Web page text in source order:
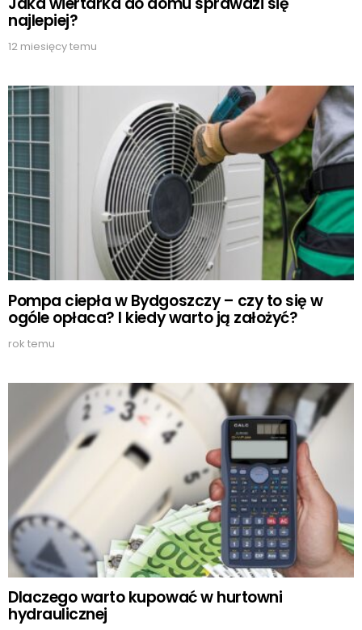
najlepiej?
12 miesięcy temu
Pompa ciepła w Bydgoszczy – czy to się w
ogóle opłaca? I kiedy warto ją założyć?
rok temu
Dlaczego warto kupować w hurtowni
hydraulicznej